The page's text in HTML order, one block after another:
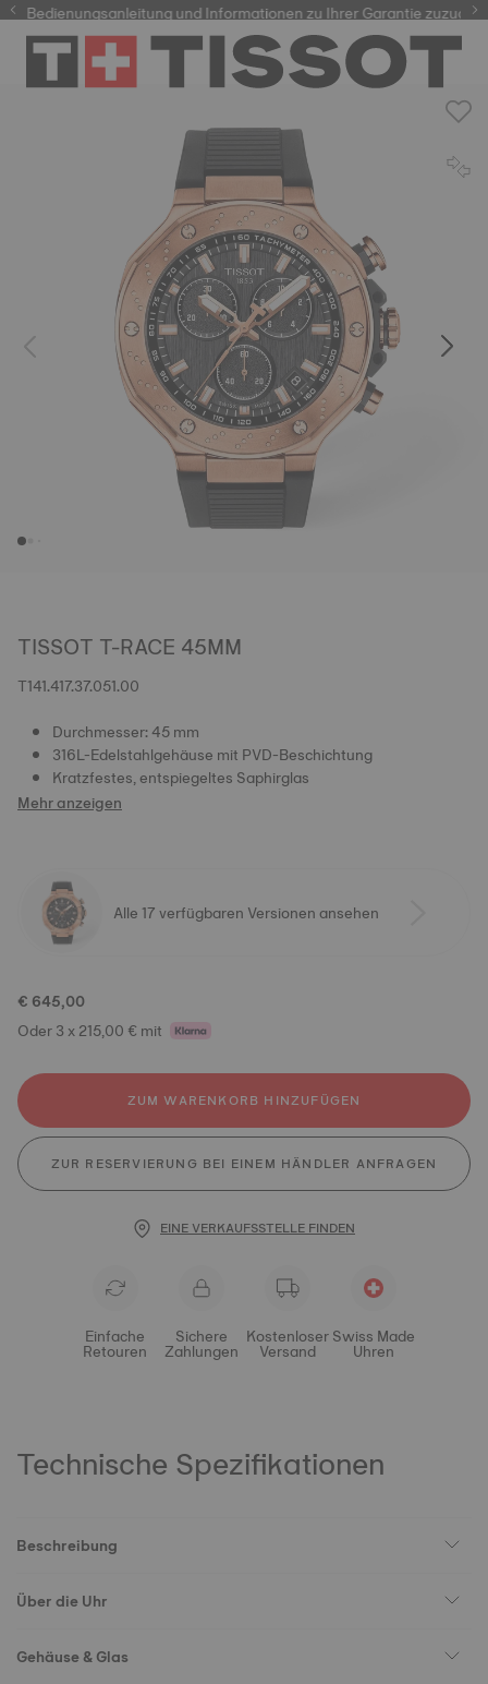
Bedienungsanleitung und Informationen zu Ihrer Garantie
TISSOT T-RACE 45MM
T141.417.37.051.00
Durchmesser: 45 mm
316L-Edelstahlgehäuse mit PVD-Beschichtung
Kratzfestes, entspiegeltes Saphirglas
Mehr anzeigen
Alle 17 verfügbaren Versionen ansehen
€ 645,00
Oder 3 x 215,00 € mit
ZUM WARENKORB HINZUFÜGEN
ZUR RESERVIERUNG BEI EINEM HÄNDLER ANFRAGEN
EINE VERKAUFSSTELLE FINDEN
Einfache
Retouren
Sichere
Zahlungen
Kostenloser
Versand
Swiss Made
Uhren
Technische Spezifikationen
Beschreibung
Über die Uhr
Gehäuse & Glas